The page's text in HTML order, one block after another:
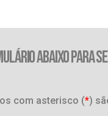
ABAIXO PARA
com asterisco (*)